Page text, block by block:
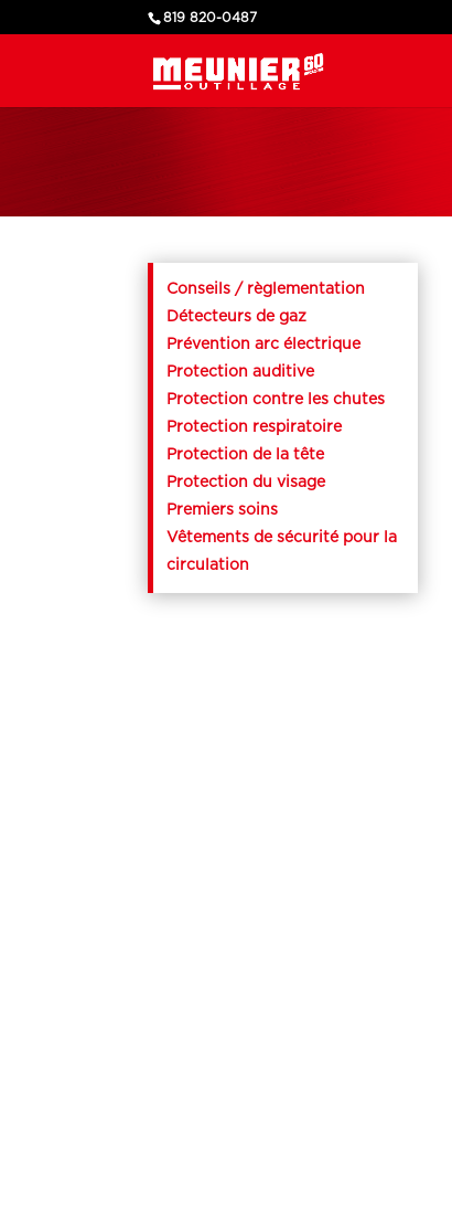
819 820-0487
Conseils / règlementation
Détecteurs de gaz
Prévention arc électrique
Protection auditive
Protection contre les chutes
Protection respiratoire
Protection de la tête
Protection du visage
Premiers soins
Vêtements de sécurité pour la
circulation